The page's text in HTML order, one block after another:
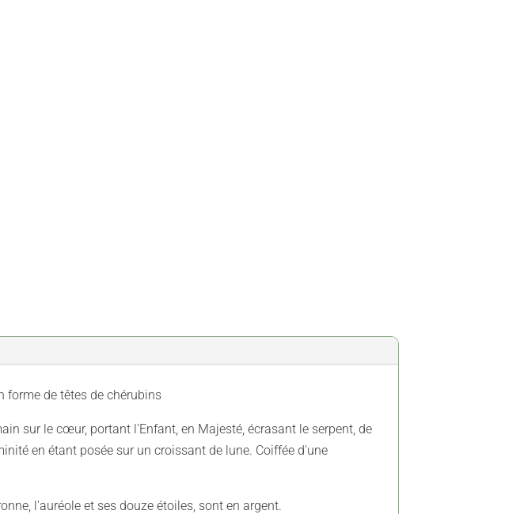
forme de têtes de chérubins
sur le cœur, portant l'Enfant, en Majesté, écrasant le serpent, de
en étant posée sur un croissant de lune. Coiffée d'une
l'auréole et ses douze étoiles, sont en argent.